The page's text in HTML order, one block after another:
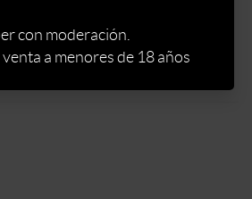
con moderación.
a menores de 18 años